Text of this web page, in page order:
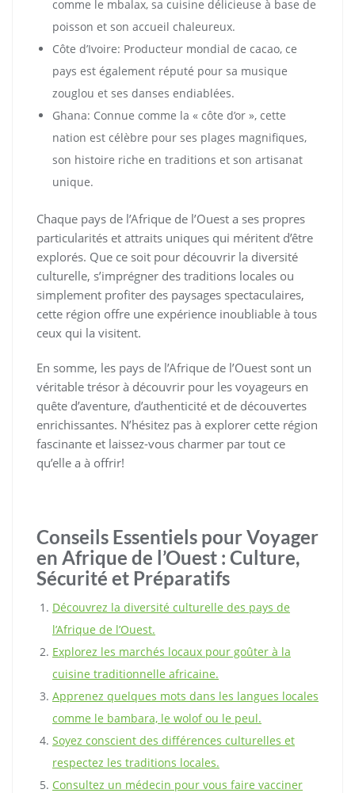
comme le mbalax, sa cuisine délicieuse à base de
poisson et son accueil chaleureux.
Côte d’Ivoire: Producteur mondial de cacao, ce
pays est également réputé pour sa musique
zouglou et ses danses endiablées.
Ghana: Connue comme la « côte d’or », cette
nation est célèbre pour ses plages magnifiques,
son histoire riche en traditions et son artisanat
unique.
Chaque pays de l’Afrique de l’Ouest a ses propres
particularités et attraits uniques qui méritent d’être
explorés. Que ce soit pour découvrir la diversité
culturelle, s’imprégner des traditions locales ou
simplement profiter des paysages spectaculaires,
cette région offre une expérience inoubliable à tous
ceux qui la visitent.
En somme, les pays de l’Afrique de l’Ouest sont un
véritable trésor à découvrir pour les voyageurs en
quête d’aventure, d’authenticité et de découvertes
enrichissantes. N’hésitez pas à explorer cette région
fascinante et laissez-vous charmer par tout ce
qu’elle a à offrir!
Conseils Essentiels pour Voyager
en Afrique de l’Ouest : Culture,
Sécurité et Préparatifs
Découvrez la diversité culturelle des pays de
l’Afrique de l’Ouest.
Explorez les marchés locaux pour goûter à la
cuisine traditionnelle africaine.
Apprenez quelques mots dans les langues locales
comme le bambara, le wolof ou le peul.
Soyez conscient des différences culturelles et
respectez les traditions locales.
Consultez un médecin pour vous faire vacciner